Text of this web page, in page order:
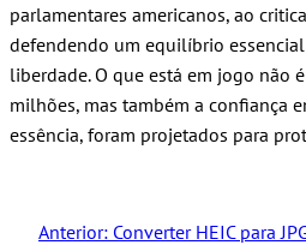
parlamentares americanos, ao
defendendo um equilíbrio
liberdade. O que está em jogo não
milhões, mas também a confiança
essência, foram projetados para
Anterior: Converter HEIC para